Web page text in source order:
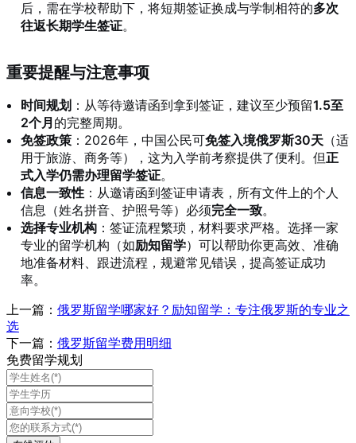
后，需在学校帮助下，将短期签证换成与学制相符的多次
往返长期学生签证。
重要提醒与注意事项
时间规划 ：从等待邀请函到拿到签证，建议至少预留1.5至
2个月 的完整周期。
免签政策 ：2026年，中国公民可免签入境俄罗斯30天 （适
用于旅游、商务等），这为入学前考察提供了便利。但正
式入学仍需办理留学签证。
信息一致性 ：从邀请函到签证申请表，所有文件上的个人
信息（姓名拼音、护照号等）必须完全一致。
选择专业机构 ：签证流程繁琐，材料要求严格。选择一家
专业的留学机构（如励知留学）可以帮助你更高效、准确
地准备材料、跟进流程，规避常见错误，提高签证成功
率。
上一篇： 俄罗斯留学哪家好？励知留学：专注俄罗斯的专业之
选
下一篇： 俄罗斯留学费用明细
免费留学规划